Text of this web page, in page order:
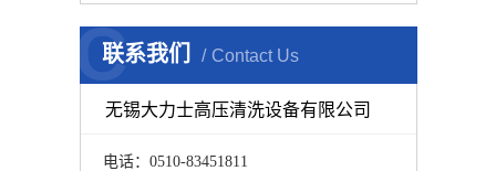
联系我们 Contact Us
C
无锡大力士高压清洗设备有限公司
电话： 0510-83451811